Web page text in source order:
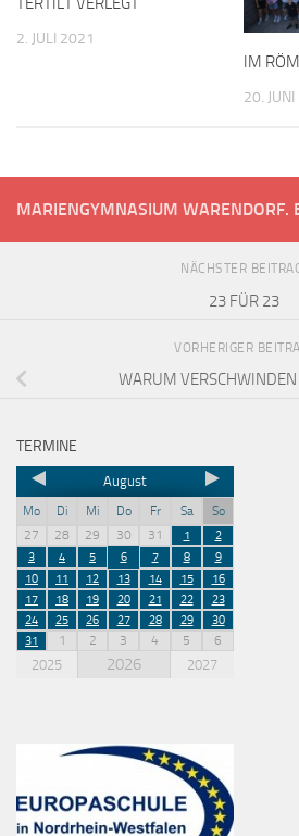
2. JULI 2021
IM
20.
MARIENGYMNASIUM WARENDORF.
NÄCHSTER
23 FÜR 23
VORHERIGER
WARUM VERSCHWINDEN
TERMINE
August
Mo Di Mi Do Fr Sa
So
27
28 29 30 31 1
2
3
4 5 6 7 8
9
10
11 12 13 14 15
16
17
18 19 20 21 22
23
24
25 26 27 28 29
30
31
1 2 3 4 5 6
2025 2026 2027